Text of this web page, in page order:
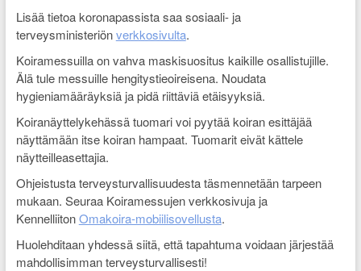
Lisää tietoa koronapassista saa sosiaali- ja
terveysministeriönverkkosivulta.
Koiramessuilla on vahva maskisuositus kaikille osallistujille.
Älä tule messuille hengitystieoireisena. Noudata
hygieniamääräyksiä ja pidä riittäviä etäisyyksiä.
Koiranäyttelykehässä tuomari voi pyytää koiran esittäjää
näyttämään itse koiran hampaat. Tuomarit eivät kättele
näytteilleasettajia.
Ohjeistusta terveysturvallisuudesta täsmennetään tarpeen
mukaan. Seuraa Koiramessujen verkkosivuja ja
KennelliitonOmakoira-mobiilisovellusta.
Huolehditaan yhdessä siitä, että tapahtuma voidaan järjestää
mahdollisimman terveysturvallisesti!